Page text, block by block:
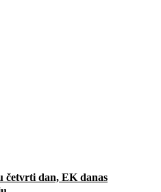
četvrti dan, EK danas